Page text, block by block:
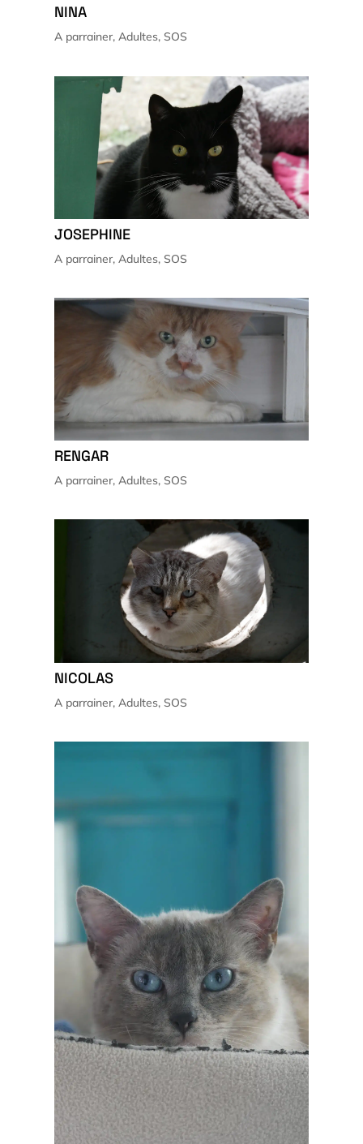
NINA
A parrainer,Adultes, SOS
JOSEPHINE
A parrainer,Adultes, SOS
RENGAR
A parrainer,Adultes, SOS
NICOLAS
A parrainer,Adultes, SOS